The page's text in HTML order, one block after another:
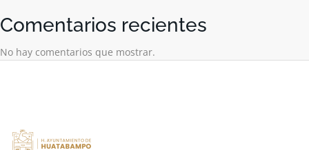
Comentarios recientes
No hay comentarios que mostrar.